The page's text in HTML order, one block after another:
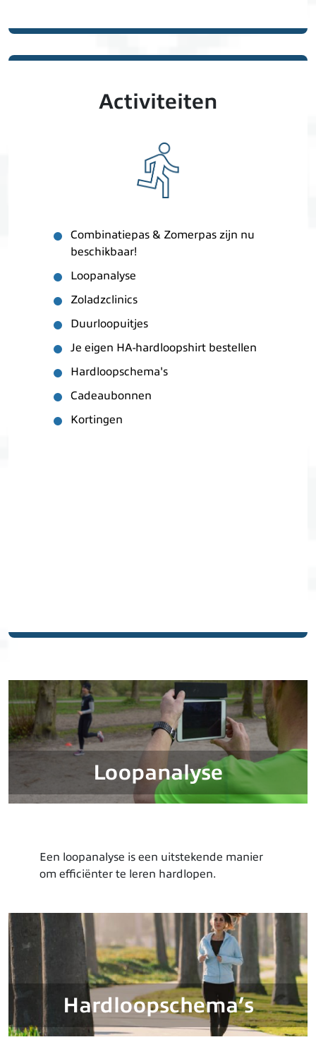
Activiteiten
Combinatiepas & Zomerpas zijn nu
beschikbaar!
Loopanalyse
Zoladzclinics
Duurloopuitjes
Je eigen HA-hardloopshirt bestellen
Hardloopschema's
Cadeaubonnen
Kortingen
Loopanalyse
Een loopanalyse is een uitstekende manier
om efficiënter te leren hardlopen.
Hardloopschema’s